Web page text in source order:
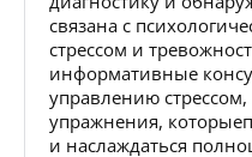
связана с
стрессом и
информативные
управлению
упражнения,
и наслаждаться